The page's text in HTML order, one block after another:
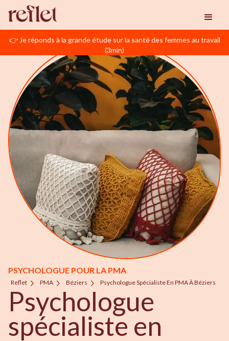
👉 Je réponds à la grande étude sur la santé des femmes au travail
(3min)
PSYCHOLOGUE POUR LA PMA
Reflet PMA Béziers Psychologue Spécialiste En PMA À Béziers
Psychologue
spécialiste en